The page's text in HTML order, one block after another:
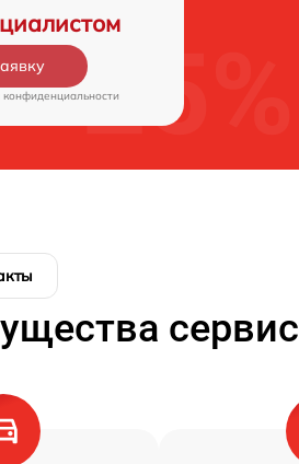
конфиденциальности